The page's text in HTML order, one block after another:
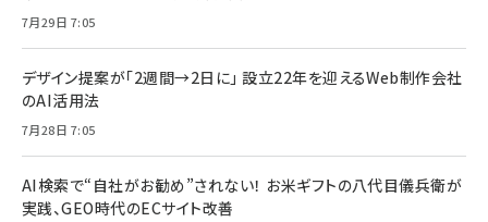
7月29日 7:05
デザイン提案が「2週間→2日に」 設立22年を迎えるWeb制作会社
のAI活用法
7月28日 7:05
AI検索で“自社がお勧め”されない！ お米ギフトの八代目儀兵衛が
実践、GEO時代のECサイト改善